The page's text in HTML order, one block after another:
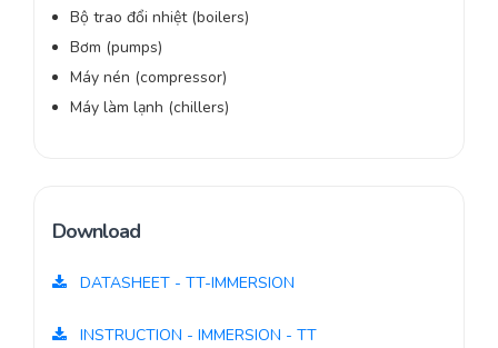
Bộ trao đổi nhiệt (boilers)
Bơm (pumps)
Máy nén (compressor)
Máy làm lạnh (chillers)
Download
DATASHEET - TT-IMMERSION
INSTRUCTION - IMMERSION - TT